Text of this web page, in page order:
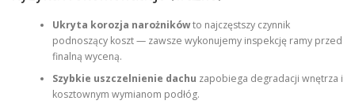
Ukryta korozja narożnikówto najczęstszy czynnik
podnoszący koszt — zawsze wykonujemy inspekcję ramy przed
finalną wyceną.
Szybkie uszczelnienie dachu zapobiega degradacji wnętrza i
kosztownym wymianom podłóg.